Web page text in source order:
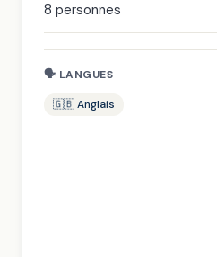
8 personnes
🗣 LANGUES
🇬🇧 Anglais